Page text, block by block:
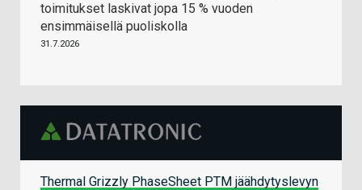
toimitukset laskivat jopa 15 % vuoden
ensimmäisellä puoliskolla
31.7.2026
Thermal Grizzly PhaseSheet PTM jäähdytyslevyn